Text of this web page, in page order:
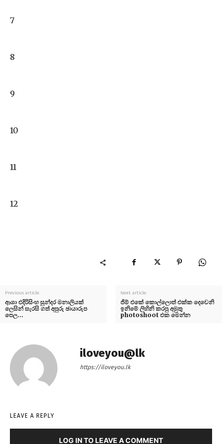
7
8
9
10
11
12
Previous article
ආශා එදිරිසිංහ සුන්දර මනාලියක්
ලෙසින් සැරසි ගත් අපුරු ඡායාරුප
පෙල…
Next article
ජිම් එකේ කොල්ලොත් එක්ක දෙවෙනි
ඉනිමේ ලිහිනි කරපු අමුතු
photoshoot එක මෙන්න
iloveyou@lk
https://iloveyou.lk
LEAVE A REPLY
LOG IN TO LEAVE A COMMENT